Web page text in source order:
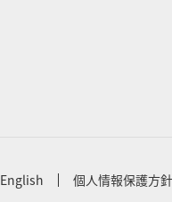
English 個人情報保護方